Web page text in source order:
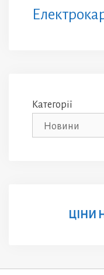
Категорії
ЦІНИ